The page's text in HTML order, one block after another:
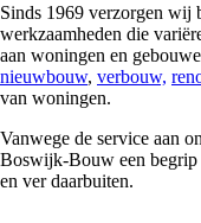
Sinds 1969 verzorgen wij
werkzaamheden die
aan woningen en
nieuwbouw, verbouw,
van woningen.
Vanwege de service aan
Boswijk-Bouw een
en ver daarbuiten.